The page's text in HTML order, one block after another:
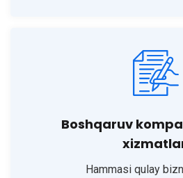
Boshqaruv
Hammasi qulay